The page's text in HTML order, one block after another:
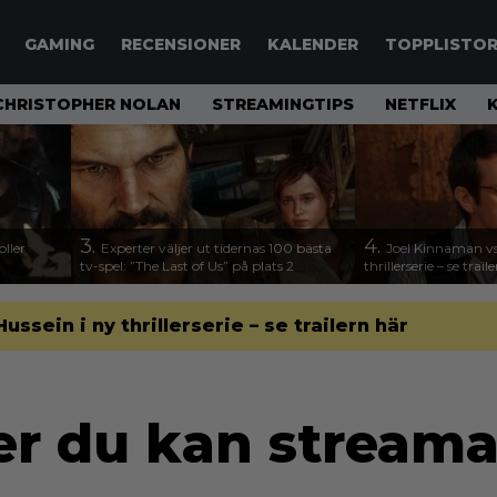
GAMING RECENSIONER KALENDER TOPPLISTOR
NOLAN STREAMINGTIPS NETFLIX
3. Experter väljer ut tidernas 100 bästa
tv-spel: ”The Last of Us” på plats 2
4. Joel Kinnaman
thrillerserie – se
i ny thrillerserie – se trailern här
du kan